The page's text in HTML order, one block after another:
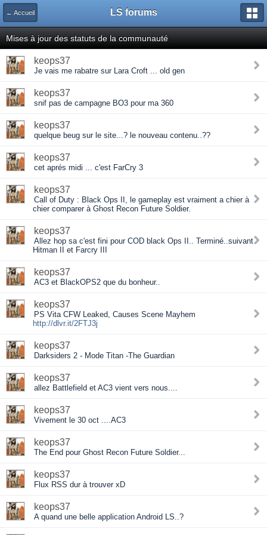
← Accueil LS forums
Mises à jour des statuts de la communauté
keops37
Je vais me rabatre sur Lara Croft ... old gen
keops37
snif pas de campagne BO3 pour ma 360
keops37
quelque beug sur le site...? le nouveau contenu..??
keops37
cet aprés midi ... c'est FarCry 3
keops37
Call of Duty : Black Ops II, le gameplay est vraiment a chier à
chier comparer à Ghost Recon Future Soldier.
keops37
Allez hop sa c'est fini pour COD black Ops II.. Terminé..suivant
Hitman II et Farcry III
keops37
AC3 et BlackOPS2 que du bonheur..
keops37
PS Vita CFW Leaked, Causes Scene Mayhem
http://dlvr.it/2FTJ3j
keops37
Darksiders 2 - Mode Titan -The Guardian
keops37
allez Battlefield et AC3 vient vers nous....
keops37
Vivement le 30 oct ....AC3
keops37
The End pour Ghost Recon Future Soldier...
keops37
Flux RSS dur à trouver xD
keops37
A quand une belle application Android LS..?